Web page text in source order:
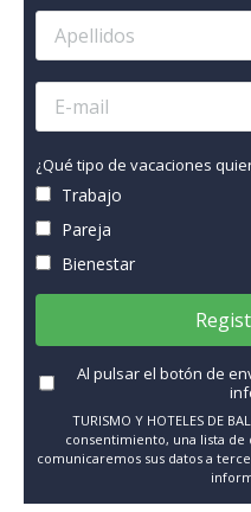
¿Qué tipo de vacaciones
Trabajo
Pareja
Bienestar
Al pulsar el botón de
TURISMO Y HOTELES DE
consentimiento, una lista de
comunicaremos sus datos a